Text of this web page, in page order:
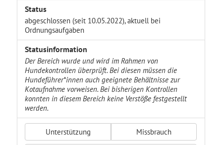
Status
abgeschlossen (seit 10.05.2022), aktuell bei
Ordnungsaufgaben
Statusinformation
Der Bereich wurde und wird im Rahmen von
Hundekontrollen überprüft. Bei diesen müssen die
Hundeführer*innen auch geeignete Behältnisse zur
Kotaufnahme vorweisen. Bei bisherigen Kontrollen
konnten in diesem Bereich keine Verstöße festgestellt
werden.
Unterstützung Missbrauch